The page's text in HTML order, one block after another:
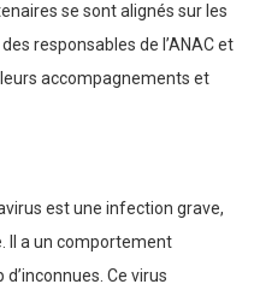
se sont alignés sur les
responsables de l’ANAC et
accompagnements et
est une infection grave,
Il a un comportement
Ce virus